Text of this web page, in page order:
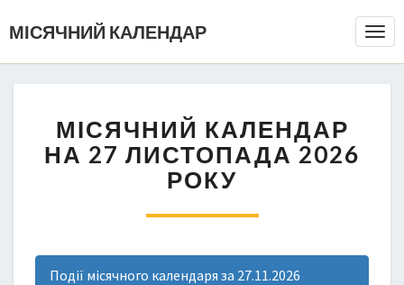
МІСЯЧНИЙ КАЛЕНДАР
МІСЯЧНИЙ КАЛЕНДАР
НА 27 ЛИСТОПАДА 2026
РОКУ
Події місячного календаря за 27.11.2026